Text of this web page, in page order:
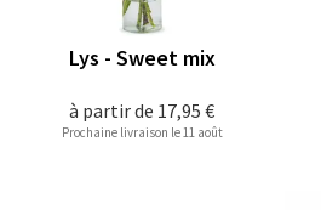
à partir de 17,95 €
Lys - Sweet mix
Prochaine livraison le 11 août